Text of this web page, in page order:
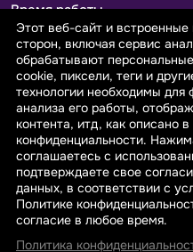
Время работы
Пн-Пт с 9.00 до 18.00
Сб-Вс: выходной
Принимаем к оплате
© 2026 sarafanovo.com -
специализируется на
розницу с доставкой по Роcсии
Этот веб-сайт и встроенные
сторон, включая сервис
обрабатывают
cookie, пиксели, теги и
технологии необходимы для
анализа его работы,
контента, итд, как описано
конфиденциальности.
соглашаетесь с
подтверждаете свое
данных, в соответствии с
Политике
согласие в любое время.
Политика